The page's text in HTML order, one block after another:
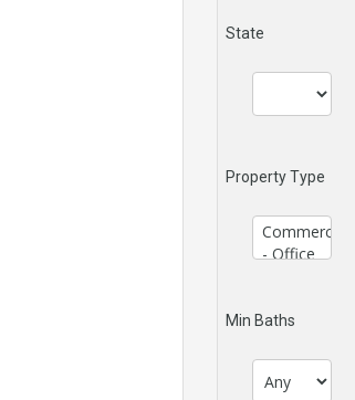
State
Property Type
Min Baths